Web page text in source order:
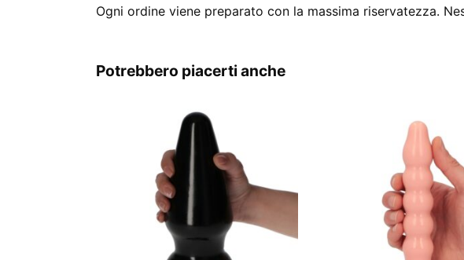
Ogni ordine viene preparato con la massima riservatezza.
Potrebbero piacerti anche